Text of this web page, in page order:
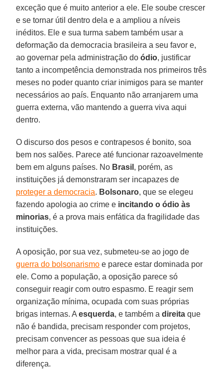
exceção que é muito anterior a ele. Ele soube crescer
e se tornar útil dentro dela e a ampliou a níveis
inéditos. Ele e sua turma sabem também usar a
deformação da democracia brasileira a seu favor e,
ao governar pela administração doódio, justificar
tanto a incompetência demonstrada nos primeiros três
meses no poder quanto criar inimigos para se manter
necessários ao país. Enquanto não arranjarem uma
guerra externa, vão mantendo a guerra viva aqui
dentro.
O discurso dos pesos e contrapesos é bonito, soa
bem nos salões. Parece até funcionar razoavelmente
bem em alguns países. No Brasil , porém, as
instituições já demonstraram ser incapazes de
proteger a democracia. Bolsonaro, que se elegeu
fazendo apologia ao crime e incitando o ódio às
minorias, é a prova mais enfática da fragilidade das
instituições.
A oposição, por sua vez, submeteu-se ao jogo de
guerra do bolsonarismo e parece estar dominada por
ele. Como a população, a oposição parece só
conseguir reagir com outro espasmo. E reagir sem
organização mínima, ocupada com suas próprias
brigas internas. Aesquerda, e também adireita que
não é bandida, precisam responder com projetos,
precisam convencer as pessoas que sua ideia é
melhor para a vida, precisam mostrar qual é a
diferença.